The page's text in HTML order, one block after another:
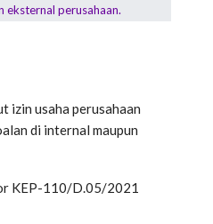
izin usaha perusahaan
di internal maupun
KEP-110/D.05/2021